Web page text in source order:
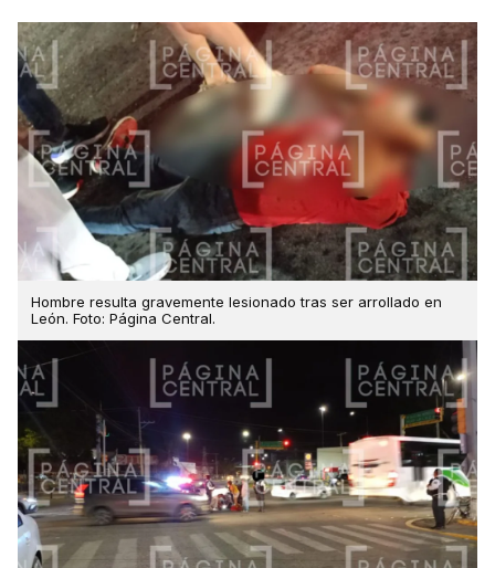
Hombre resulta gravemente lesionado tras ser arrollado en
León. Foto: Página Central.